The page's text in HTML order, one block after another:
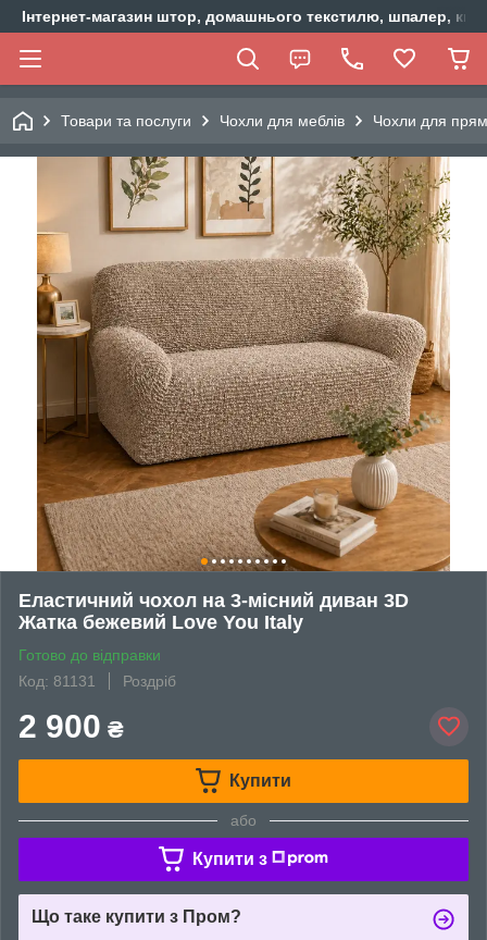
Інтернет-магазин штор, домашнього текстилю, шпалер,
Товари та послуги Чохли для меблів Чохли для
Еластичний чохол на 3-місний диван 3D
Жатка бежевий Love You Italy
Готово до відправки
Код: 81131
Роздріб
2 900 ₴
Купити
або
Купити з
Що таке купити з Пром?